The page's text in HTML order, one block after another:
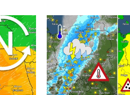
6 lipca 2026
cofka. Niż nad Bałtykiem. . .
Ulewy, wichury, grad,